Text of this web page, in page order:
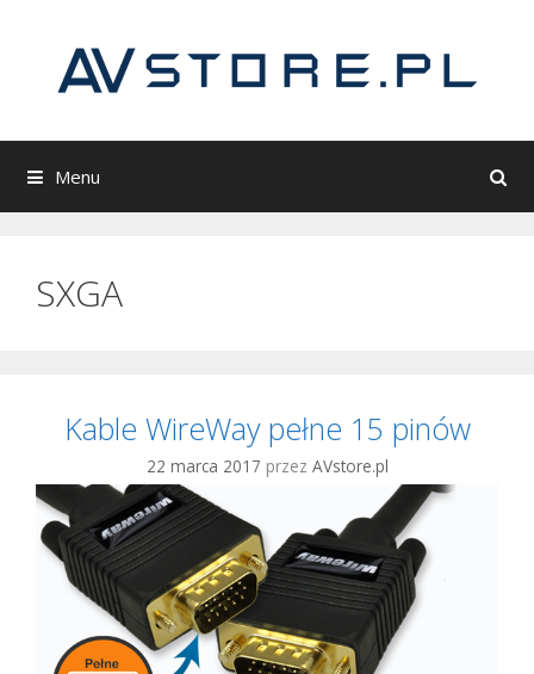
Menu
SXGA
Kable WireWay pełne 15 pinów
22 marca 2017 przez AVstore.pl